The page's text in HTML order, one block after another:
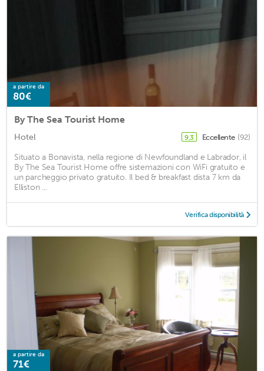
a partire da
80€
By The Sea Tourist Home
Hotel 9,3 Eccellente (92)
Situato a Bonavista, nella regione di Newfoundland e Labrador, il
By The Sea Tourist Home offre sistemazioni con WiFi gratuito e
un parcheggio privato gratuito. Il bed & breakfast dista 7 km da
Elliston ...
Verifica disponibilità
a partire da
71€